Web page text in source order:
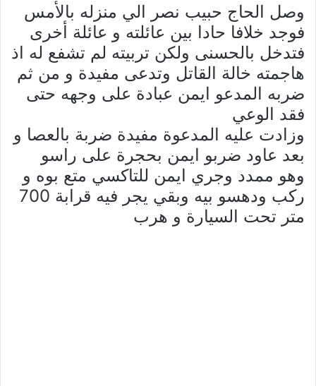
وصل الحاج حبيب نصر الي منزله بالأمس
فوجد خلافا حادا بين عائلته و عائلة أخرى
فتدخل بالحسنى ولكن تربيته لم تشفع له اذ
هاجمته خالة القاتل وتدعى مفيدة و من ثم
ضربه المدعو ايمن عبادة على وجهه حتى
فقد الوعي
وزادت عليه المدعوة مفيدة ضربة بالعصا و
بعد عاود ضربو ايمن بحجرة على راسو
وهو ممدد وجري ايمن للتاكسي متع بوه و
ركب ودهسو بيه وبقي يجر فيه قرابة 700
متر تحت السيارة و هرب